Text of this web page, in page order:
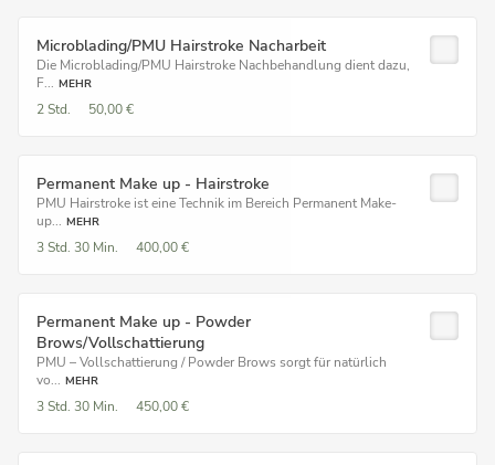
Microblading/PMU Hairstroke Nacharbeit
Die Microblading/PMU Hairstroke Nachbehandlung dient dazu,
F... MEHR
2 Std. 50,00 €
Permanent Make up - Hairstroke
PMU Hairstroke ist eine Technik im Bereich Permanent Make-
up... MEHR
3 Std. 30 Min. 400,00 €
Permanent Make up - Powder
Brows/Vollschattierung
PMU – Vollschattierung / Powder Brows sorgt für natürlich
vo... MEHR
3 Std. 30 Min. 450,00 €